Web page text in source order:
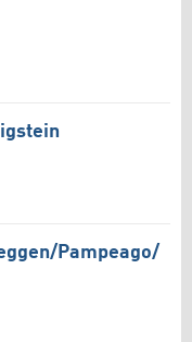
​Pampeago/​